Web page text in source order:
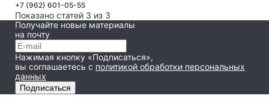
+7 (962) 601-05-55
Показано статей 3 из 3
Получайте новые материалы
на почту
Нажимая кнопку «Подписаться»,
вы соглашаетесь с политикой обработки персональных
данных
Подписаться